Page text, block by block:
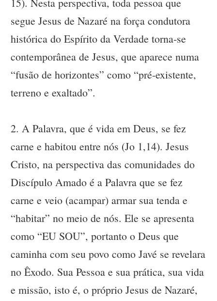
15). Nesta perspectiva, toda pessoa que
segue Jesus de Nazaré na força condutora
histórica do Espírito da Verdade torna-se
contemporânea de Jesus, que aparece numa
“fusão de horizontes” como “pré-existente,
terreno e exaltado”.
2. A Palavra, que é vida em Deus, se fez
carne e habitou entre nós (Jo 1,14). Jesus
Cristo, na perspectiva das comunidades do
Discípulo Amado é a Palavra que se fez
carne e veio (acampar) armar sua tenda e
“habitar” no meio de nós. Ele se apresenta
como “EU SOU”, portanto o Deus que
caminha com seu povo como Javé se revelara
no Êxodo. Sua Pessoa e sua prática, sua vida
e missão, isto é, o próprio Jesus de Nazaré,